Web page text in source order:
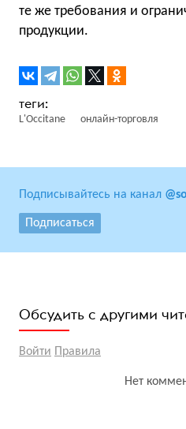
те же требования и
продукции.
L'Occitane онлайн-торговля
Подписывайтесь на канал
Подписаться
Обсудить с другими
Войти Правила
Нет